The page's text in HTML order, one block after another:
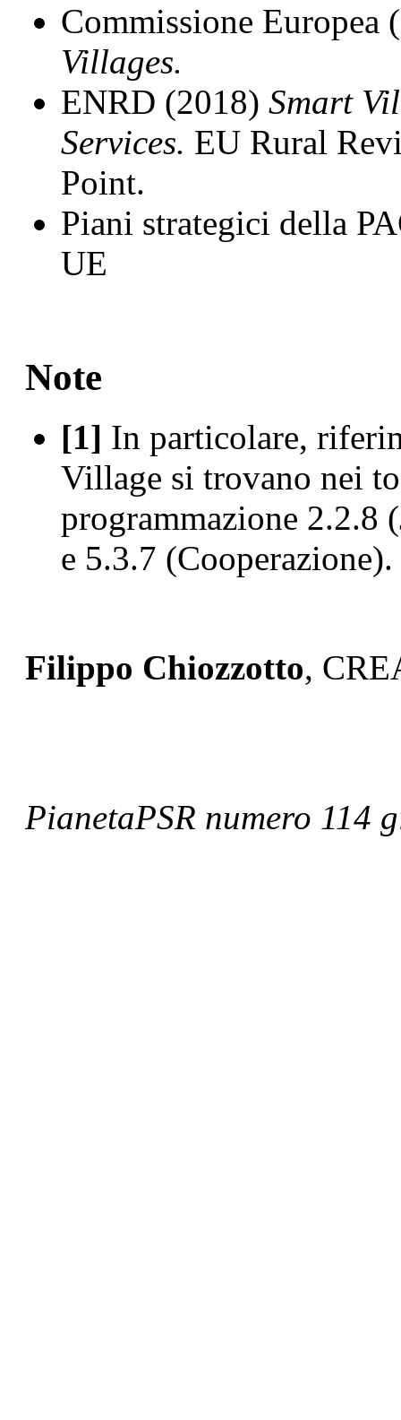
Commissione Europea
Villages.
ENRD (2018) Smart
Services. EU Rural
Point.
Piani strategici della
UE
Note
[1] In particolare,
Village si trovano nei
programmazione 2.2.8
e 5.3.7 (Cooperazione).
Filippo Chiozzotto,
PianetaPSR numero 114